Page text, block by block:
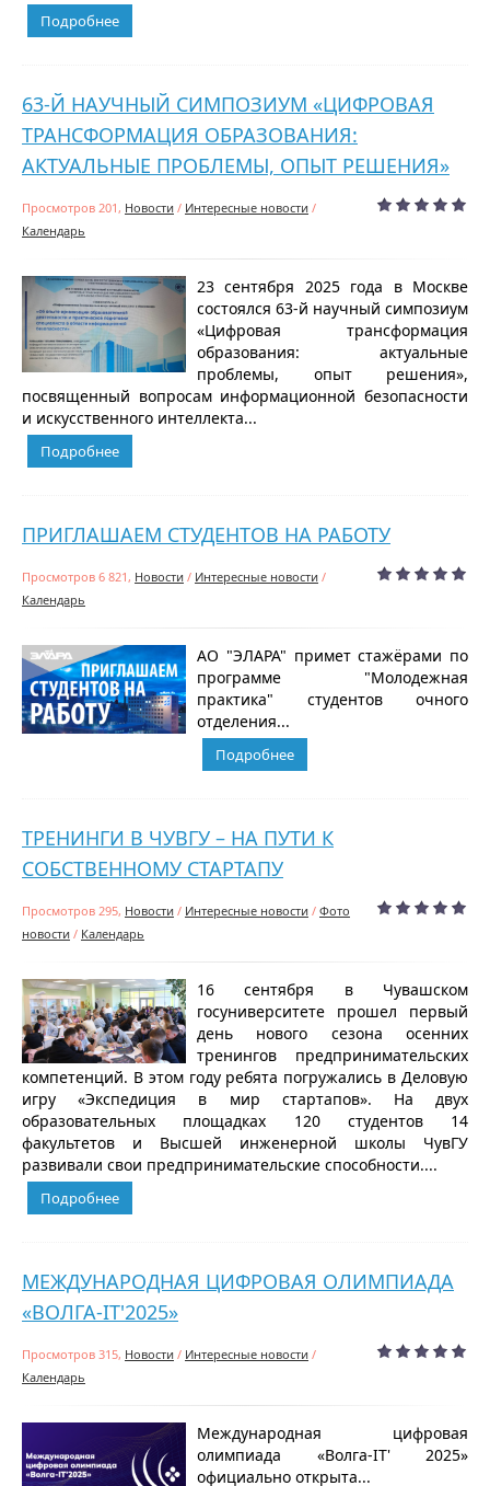
Подробнее
63-Й НАУЧНЫЙ СИМПОЗИУМ «ЦИФРОВАЯ
ТРАНСФОРМАЦИЯ ОБРАЗОВАНИЯ:
АКТУАЛЬНЫЕ ПРОБЛЕМЫ, ОПЫТ РЕШЕНИЯ»
Просмотров 201, Новости / Интересные новости /
Календарь
23 сентября 2025 года в Москве
состоялся 63-й научный симпозиум
«Цифровая трансформация
образования: актуальные
проблемы, опыт решения»,
посвященный вопросам информационной безопасности
и искусственного интеллекта...
Подробнее
ПРИГЛАШАЕМ СТУДЕНТОВ НА РАБОТУ
Просмотров 6 821, Новости / Интересные новости /
Календарь
АО "ЭЛАРА" примет стажёрами по
программе "Молодежная
практика" студентов очного
отделения...
Подробнее
ТРЕНИНГИ В ЧУВГУ – НА ПУТИ К
СОБСТВЕННОМУ СТАРТАПУ
Просмотров 295, Новости / Интересные новости / Фото
новости / Календарь
16 сентября в Чувашском
госуниверситете прошел первый
день нового сезона осенних
тренингов предпринимательских
компетенций. В этом году ребята погружались в Деловую
игру «Экспедиция в мир стартапов». На двух
образовательных площадках 120 студентов 14
факультетов и Высшей инженерной школы ЧувГУ
развивали свои предпринимательские способности....
Подробнее
МЕЖДУНАРОДНАЯ ЦИФРОВАЯ ОЛИМПИАДА
«ВОЛГА-IT'2025»
Просмотров 315, Новости / Интересные новости /
Календарь
Международная цифровая
олимпиада «Волга-IT' 2025»
официально открыта...